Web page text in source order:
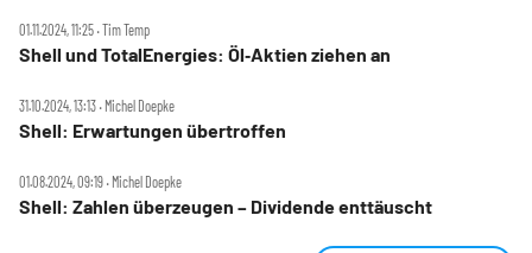
01.11.2024, 11:25 ‧ Tim Temp
Shell und TotalEnergies: Öl‑Aktien ziehen an
31.10.2024, 13:13 ‧ Michel Doepke
Shell: Erwartungen übertroffen
01.08.2024, 09:19 ‧ Michel Doepke
Shell: Zahlen überzeugen – Dividende enttäuscht